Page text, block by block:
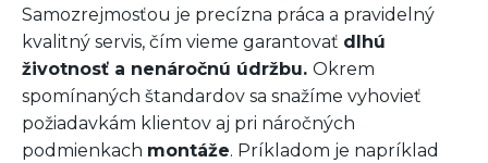
Samozrejmosťou je precízna práca a pravidelný
kvalitný servis, čím vieme garantovať dlhú
životnosť a nenáročnú údržbu. Okrem
spomínaných štandardov sa snažíme vyhovieť
požiadavkám klientov aj pri náročných
podmienkach montáže. Príkladom je napríklad